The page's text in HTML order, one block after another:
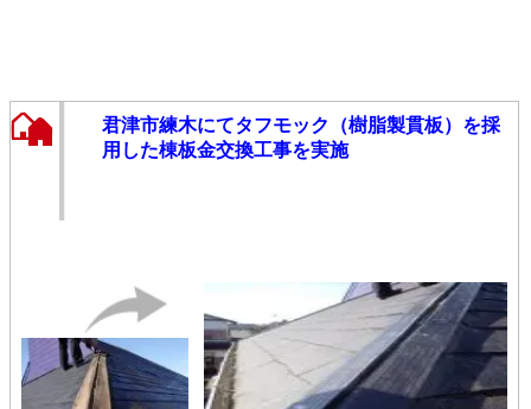
君津市練木にてタフモック（樹脂製貫板）を採
用した棟板金交換工事を実施